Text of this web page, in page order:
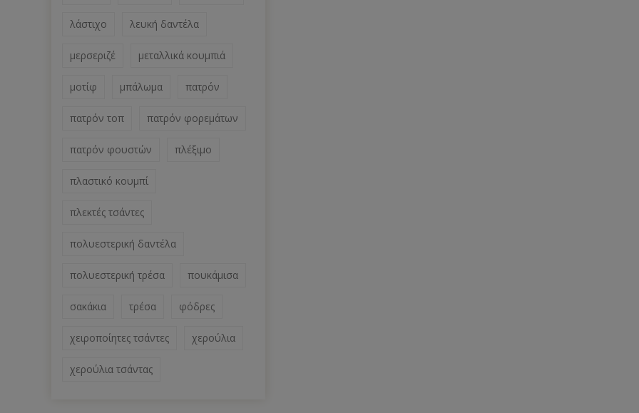
λάστιχο λευκή δαντέλα
μερσεριζέ μεταλλικά κουμπιά
μοτίφ μπάλωμα πατρόν
πατρόν τοπ πατρόν φορεμάτων
πατρόν φουστών πλέξιμο
πλαστικό κουμπί
πλεκτές τσάντες
πολυεστερική δαντέλα
πολυεστερική τρέσα πουκάμισα
σακάκια τρέσα φόδρες
χειροποίητες τσάντες χερούλια
χερούλια τσάντας